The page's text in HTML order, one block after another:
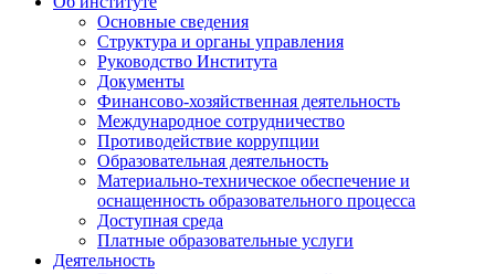
Основные сведения
Структура и органы управления
Руководство Института
Документы
Финансово-хозяйственная деятельность
Международное сотрудничество
Противодействие коррупции
Образовательная деятельность
Материально-техническое обеспечение и
оснащенность образовательного процесса
Доступная среда
Платные образовательные услуги
Деятельность